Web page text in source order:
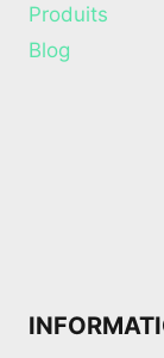
Produits
Blog